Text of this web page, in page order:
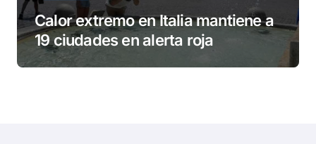
Calor extremo en Italia mantiene a
19 ciudades en alerta roja